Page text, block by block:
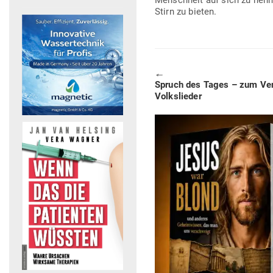
Stirn zu bieten.
🠔
Previous
post:
Spruch des Tages – zum
Volkslieder